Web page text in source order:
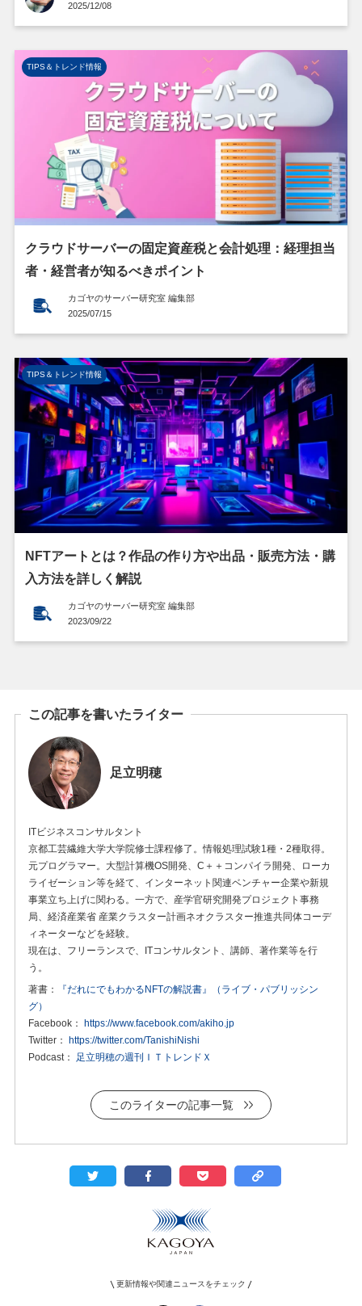
2025/12/08
TIPS＆トレンド情報
クラウドサーバーの固定資産税と会計処理：経理担当
者・経営者が知るべきポイント
カゴヤのサーバー研究室 編集部
2025/07/15
TIPS＆トレンド情報
NFTアートとは？作品の作り方や出品・販売方法・購
入方法を詳しく解説
カゴヤのサーバー研究室 編集部
2023/09/22
この記事を書いたライター
足立明穂
ITビジネスコンサルタント
京都工芸繊維大学大学院修士課程修了。情報処理試験1種・2種取得。
元プログラマー。大型計算機OS開発、C＋＋コンパイラ開発、ローカ
ライゼーション等を経て、インターネット関連ベンチャー企業や新規
事業立ち上げに関わる。一方で、産学官研究開発プロジェクト事務
局、経済産業省 産業クラスター計画ネオクラスター推進共同体コーデ
ィネーターなどを経験。
現在は、フリーランスで、ITコンサルタント、講師、著作業等を行
う。
著書：
『だれにでもわかるNFTの解説書』（ライブ・パブリッシン
グ）
Facebook：
https://www.facebook.com/akiho.jp
Twitter：
https://twitter.com/TanishiNishi
Podcast：
足立明穂の週刊ＩＴトレンドＸ
このライターの記事一覧
更新情報や関連ニュースをチェック